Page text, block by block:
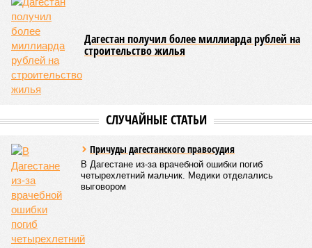
Дагестан получил более миллиарда рублей на
строительство жилья
СЛУЧАЙНЫЕ СТАТЬИ
Причуды дагестанского правосудия
В Дагестане из-за врачебной ошибки погиб
четырехлетний мальчик. Медики отделались
выговором